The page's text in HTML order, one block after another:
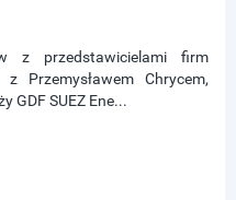
z przedstawicielami firm
Przemysławem Chrycem,
GDF SUEZ Ene...